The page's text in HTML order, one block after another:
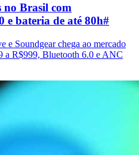
no Brasil com
e bateria de até 80h#
e Soundgear chega ao mercado
a R$999, Bluetooth 6.0 e ANC